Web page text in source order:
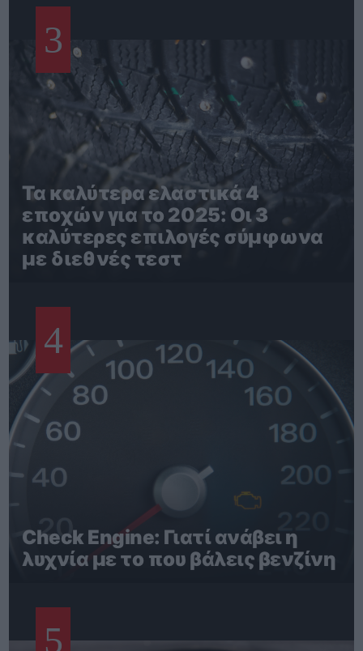
3
Τα καλύτερα ελαστικά 4
εποχών για το 2025: Οι 3
καλύτερες επιλογές σύμφωνα
με διεθνές τεστ
4
Check Engine: Γιατί ανάβει η
λυχνία με το που βάλεις βενζίνη
5